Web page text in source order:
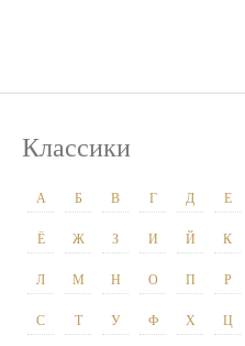
Классики
А Б В Г Д Е
Ё Ж З И Й К
Л М Н О П Р
С Т У Ф Х Ц